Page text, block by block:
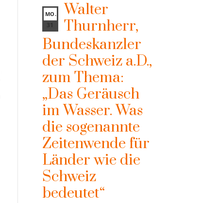
MO.
31
Walter
Thurnherr,
Bundeskanzler
der Schweiz a.D.,
zum Thema:
„Das Geräusch
im Wasser. Was
die sogenannte
Zeitenwende für
Länder wie die
Schweiz
bedeutet“